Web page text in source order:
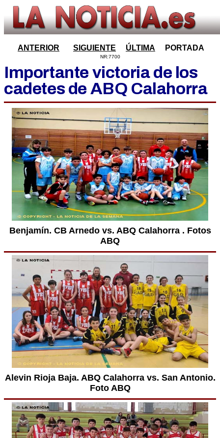
ANTERIOR SIGUIENTE ÚLTIMA PORTADA
NR:7700
Importante victoria de los
cadetes de ABQ Calahorra
Benjamín. CB Arnedo vs. ABQ Calahorra . Fotos
ABQ
Alevin Rioja Baja. ABQ Calahorra vs. San Antonio.
Foto ABQ